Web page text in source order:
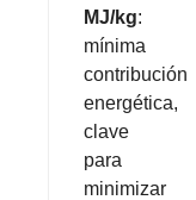
MJ/kg:
mínima
contribución
energética,
clave
para
minimizar